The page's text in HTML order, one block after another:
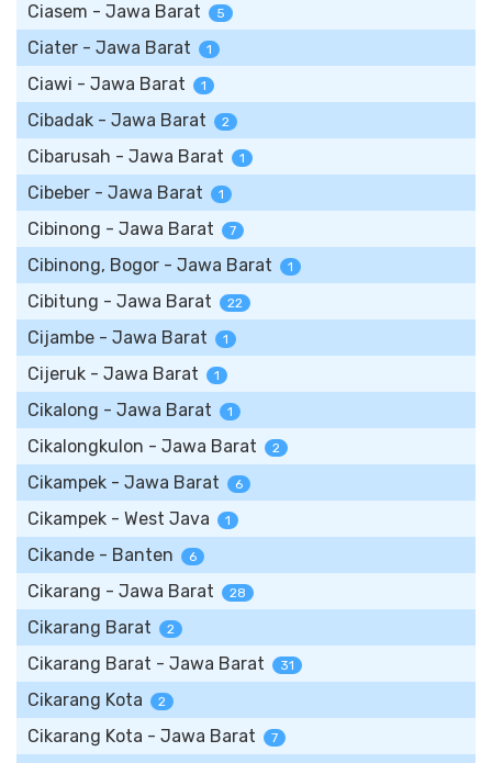
Ciasem - Jawa Barat 5
Ciater - Jawa Barat 1
Ciawi - Jawa Barat 1
Cibadak - Jawa Barat 2
Cibarusah - Jawa Barat 1
Cibeber - Jawa Barat 1
Cibinong - Jawa Barat 7
Cibinong, Bogor - Jawa Barat 1
Cibitung - Jawa Barat 22
Cijambe - Jawa Barat 1
Cijeruk - Jawa Barat 1
Cikalong - Jawa Barat 1
Cikalongkulon - Jawa Barat 2
Cikampek - Jawa Barat 6
Cikampek - West Java 1
Cikande - Banten 6
Cikarang - Jawa Barat 28
Cikarang Barat 2
Cikarang Barat - Jawa Barat 31
Cikarang Kota 2
Cikarang Kota - Jawa Barat 7